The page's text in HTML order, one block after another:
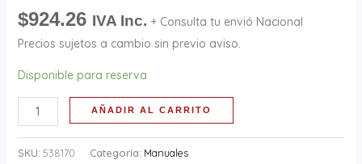
$924.26 IVA Inc. + Consulta tu envió Nacional
Precios sujetos a cambio sin previo aviso.
Disponible para reserva
3)
cantidad
AÑADIR AL CARRITO
SKU: 538170 Categoría: Manuales